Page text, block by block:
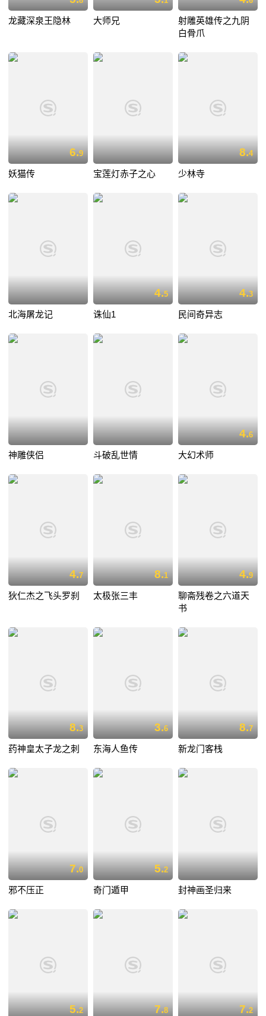
龙藏深泉王隐林 大师兄
射雕英雄传之九阴
白骨爪
6.9
妖猫传 宝莲灯赤子之心
8.4
少林寺
北海屠龙记
4.5
诛仙1
4.3
民间奇异志
神雕侠侣 斗破乱世情
4.6
大幻术师
4.7
狄仁杰之飞头罗刹
8.1
太极张三丰
4.9
聊斋残卷之六道天
书
8.3
药神皇太子龙之刺
3.6
东海人鱼传
8.7
新龙门客栈
7.0
邪不压正
5.2
奇门遁甲 封神画圣归来
5.2 7.8 7.2